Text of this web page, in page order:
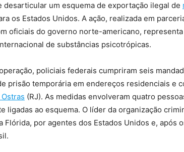
desarticular um esquema de exportação ilegal de
os Estados Unidos. A ação, realizada em
oficiais do governo norte-americano,
de substâncias psicotrópicas.
policiais federais cumpriram seis
prisão temporária em endereços residenciais e
(RJ). As medidas envolveram quatro
ligadas ao esquema. O líder da organização
Flórida, por agentes dos Estados Unidos e, após